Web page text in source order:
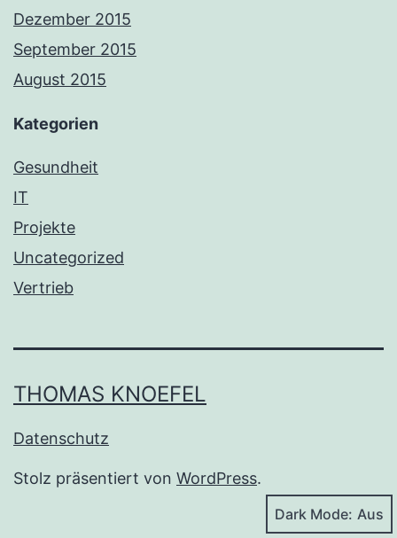
Dezember 2015
September 2015
August 2015
Kategorien
Gesundheit
IT
Projekte
Uncategorized
Vertrieb
THOMAS KNOEFEL
Datenschutz
Stolz präsentiert von WordPress.
Dark Mode: